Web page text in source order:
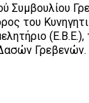
Συμβουλίου
του
Γρεβενών.